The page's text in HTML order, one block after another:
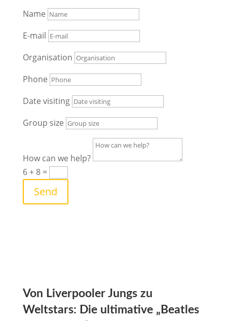
Name
E-mail
Organisation
Phone
Date visiting
Group size
How can we help?
6 + 8=
Send
Von Liverpooler Jungs zu
Weltstars: Die ultimative „Beatles